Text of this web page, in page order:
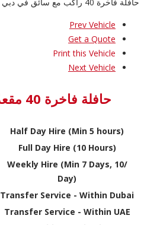
Prev Vehicle
Get a Quote
Print this Vehicle
Next Vehicle
حافلة فاخرة 40 مقعدًا With Driver
Half Day Hire (Min 5 hours)
Full Day Hire (10 Hours)
Weekly Hire (Min 7 Days, 10/
Day)
Transfer Service - Within Dubai
Transfer Service - Within UAE